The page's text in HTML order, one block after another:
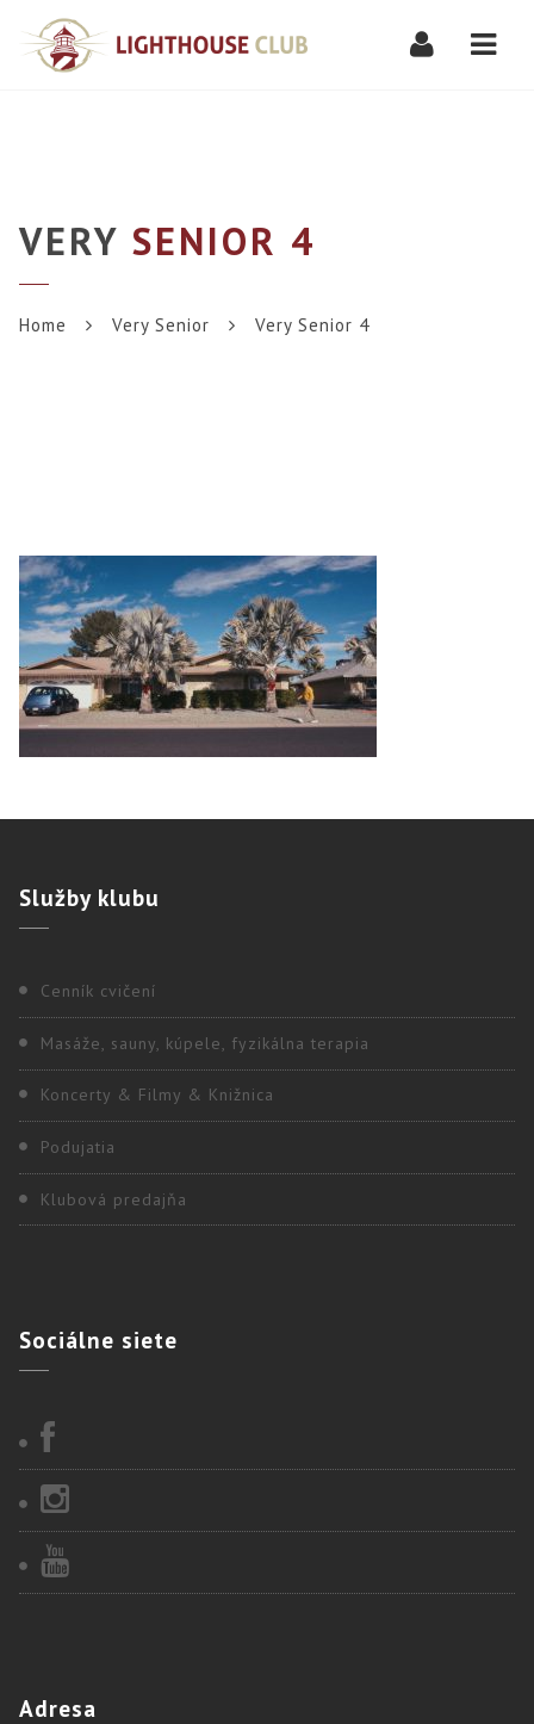
VERY SENIOR 4
Home Very Senior Very Senior 4
Službyklubu
Cenník cvičení
Masáže, sauny, kúpele, fyzikálna terapia
Koncerty & Filmy & Knižnica
Podujatia
Klubová predajňa
Sociálne siete
Adresa